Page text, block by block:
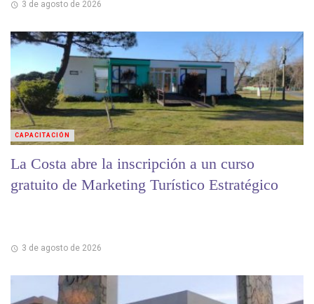
3 de agosto de 2026
La Costa abre la inscripción a un curso
gratuito de Marketing Turístico Estratégico
3 de agosto de 2026
CAPACITACIÓN